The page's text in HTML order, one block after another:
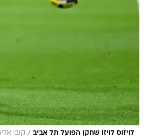
לויזוס לויזו שחקן הפועל תל אביב / קובי